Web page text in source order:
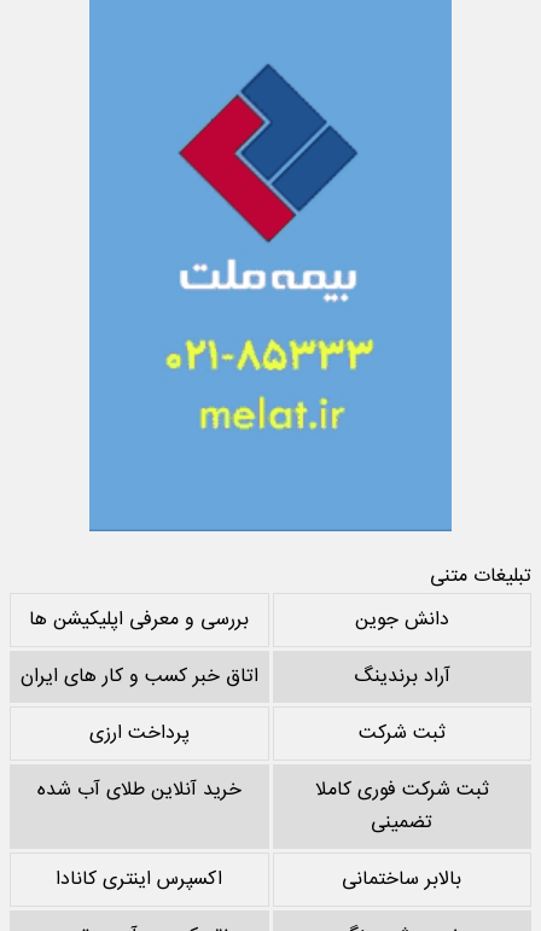
تبلیغات متنی
دانش جوین
بررسی و معرفی اپلیکیشن ها
آراد برندینگ
اتاق خبر کسب و کار های ایران
ثبت شرکت
پرداخت ارزی
ثبت شرکت فوری کاملا
تضمینی
خرید آنلاین طلای آب شده
بالابر ساختمانی
اکسپرس اینتری کانادا